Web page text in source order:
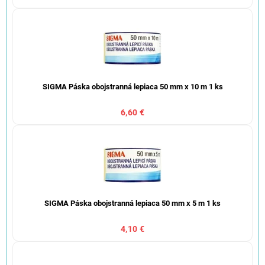
SIGMA Páska obojstranná lepiaca 50 mm x 10 m 1 ks
6,60 €
SIGMA Páska obojstranná lepiaca 50 mm x 5 m 1 ks
4,10 €